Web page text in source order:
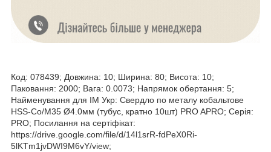
Код: 078439; Довжина: 10; Ширина: 80; Висота: 10;
Паковання: 2000; Вага: 0.0073; Напрямок обертання: 5;
Найменування для ІМ Укр: Свердло по металу кобальтове
HSS-Co/M35 Ø4.0мм (тубус, кратно 10шт) PRO APRO; Серія:
PRO; Посилання на сертіфікат:
https://drive.google.com/file/d/14l1srR-fdPeX0Ri-
5lKTm1jvDWI9M6vY/view;